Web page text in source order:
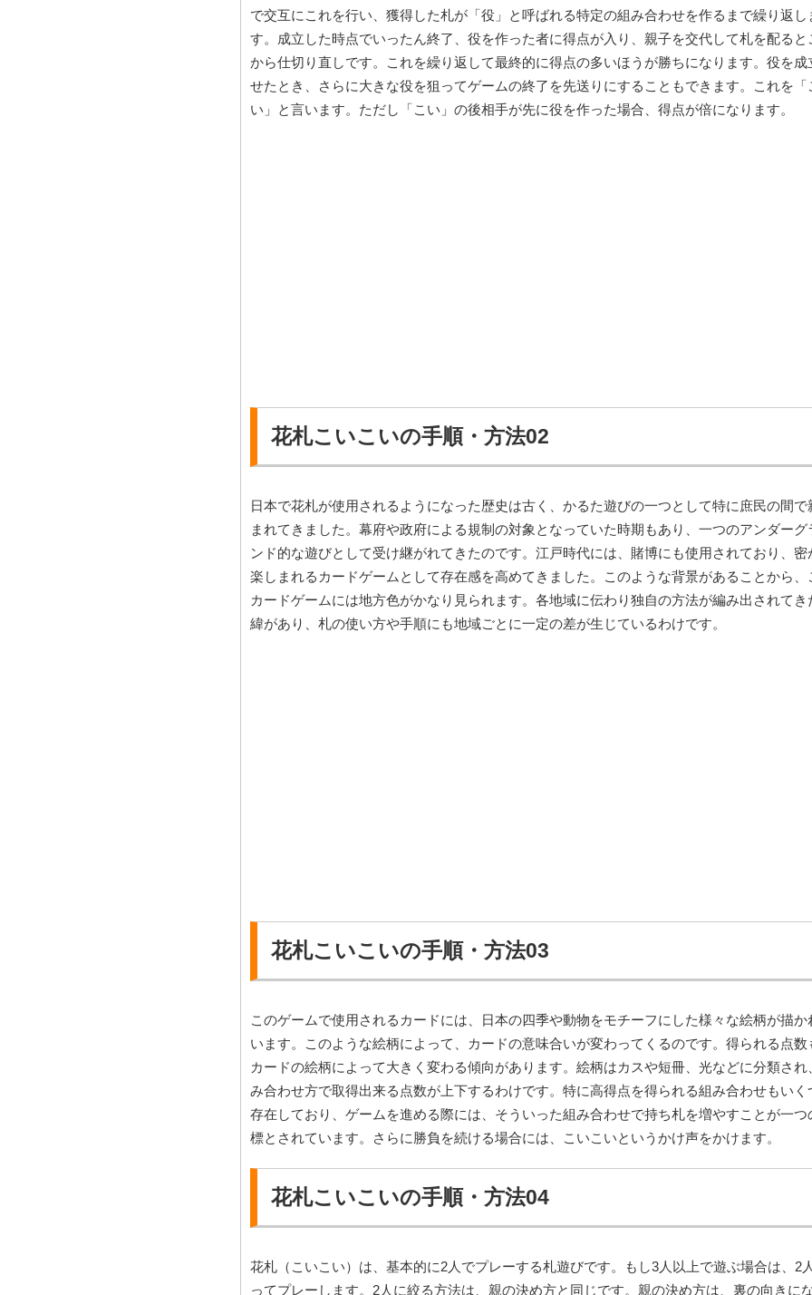
で交互にこれを行い、獲得した札が「役」と呼ばれる特定の組み合わせを作るまで繰り返し
す。成立した時点でいったん終了、役を作った者に得点が入り、親子を交代して札を配ると
から仕切り直しです。これを繰り返して最終的に得点の多いほうが勝ちになります。役を成
せたとき、さらに大きな役を狙ってゲームの終了を先送りにすることもできます。これを「
い」と言います。ただし「こい」の後相手が先に役を作った場合、得点が倍になります。
花札こいこいの手順・方法02
日本で花札が使用されるようになった歴史は古く、かるた遊びの一つとして特に庶民の間で
まれてきました。幕府や政府による規制の対象となっていた時期もあり、一つのアンダーグ
ンド的な遊びとして受け継がれてきたのです。江戸時代には、賭博にも使用されており、密
楽しまれるカードゲームとして存在感を高めてきました。このような背景があることから、
カードゲームには地方色がかなり見られます。各地域に伝わり独自の方法が編み出されてき
緯があり、札の使い方や手順にも地域ごとに一定の差が生じているわけです。
花札こいこいの手順・方法03
このゲームで使用されるカードには、日本の四季や動物をモチーフにした様々な絵柄が描か
います。このような絵柄によって、カードの意味合いが変わってくるのです。得られる点数
カードの絵柄によって大きく変わる傾向があります。絵柄はカスや短冊、光などに分類され
み合わせ方で取得出来る点数が上下するわけです。特に高得点を得られる組み合わせもいく
存在しており、ゲームを進める際には、そういった組み合わせで持ち札を増やすことが一つ
標とされています。さらに勝負を続ける場合には、こいこいというかけ声をかけます。
花札こいこいの手順・方法04
花札（こいこい）は、基本的に2人でプレーする札遊びです。もし3人以上で遊ぶ場合は、2
ってプレーします。2人に絞る方法は、親の決め方と同じです。親の決め方は、裏の向きに